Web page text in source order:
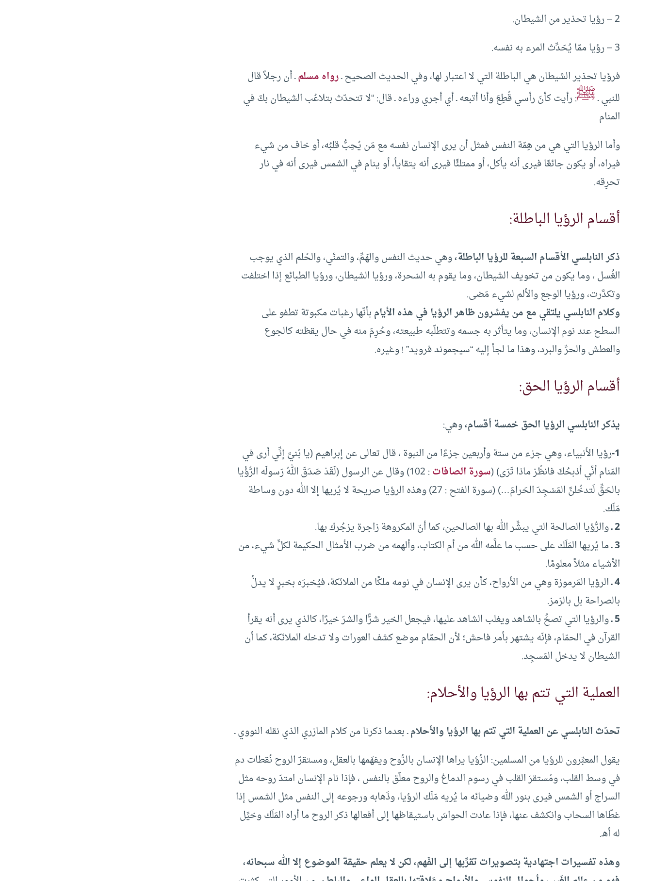
2 – رؤيا تحذير من الشيطان.
3 – رؤيا ممّا يُحَدِّث المرء به نفسه.
فرؤيا تحذير الشيطان هي الباطلة التي لا اعتبار لها، وفي الحديث الصحيح ـرواه مسلمـ أن رجلاً قال
للنبي ـﷺ: رأيت كأنّ رأسي قُطِعَ وأنا أتبعه ـ أي أجري وراءه ـ قال: “لا تتحدّث بتلاعُب الشيطان بكَ في
المنام
وأما الرؤيا التي هي من هِمّة النفس فمثل أن يرى الإنسان نفسه مع مَن يُحِبُّ قلبُه، أو خاف من شيء
فيراه، أو يكون جائعًا فيرى أنه يأكل، أو ممتلئًا فيرى أنه يتقايأ، أو ينام في الشمس فيرى أنه في نار
تحرِقه.
أقسام الرؤيا الباطلة:
ذكر النابلسي الأقسام السبعة للرؤيا الباطلة،وهي حديث النفس والهَمِّ، والتمنِّي، والحُلم الذي يوجب
الغُسل ، وما يكون من تخويف الشيطان، وما يقوم به السّحرة، ورؤيا الشيطان، ورؤيا الطبائع إذا اختلفت
وتكدَّرت، ورؤيا الوجع والألم لشيء مَضى.
وكلام النابلسي يلتقي مع من يفسِّرون ظاهر الرؤيا في هذه الأيامبأنّها رغبات مكبوتة تطفو على
السطح عند نوم الإنسان، وما يتأثر به جسمه وتتطلّبه طبيعته، وحُرِمَ منه في حال يقظته كالجوع
والعطش والحرِّ والبرد، وهذا ما لجأ إليه “سيجموند فرويد” ! وغيره.
أقسام الرؤيا الحق:
يذكر النابلسي الرؤيا الحق خمسة أقسام،وهي:
1-رؤيا الأنبياء، وهي جزء من ستة وأربعين جزءًا من النبوة ، قال تعالى عن إبراهيم (يا بُنيَّ إنِّي أرى في
المَنام أنِّي أذبحُكَ فانظُرْ ماذا تَرَى) (سورة الصافات
: 102) وقال عن الرسول (لَقَدْ صَدَقَ اللهُ رَسولَه الرُّؤْيا
بالحَقِّ لَتدخُلنَّ المَسْجِدَ الحَرامَ…) (سورة الفتح : 27) وهذه الرؤيا صريحة لا يُريها إلا الله دون وساطة
مَلَك.
2 ـوالرُّؤيا الصالحة التي يبشِّر الله بها الصالحين، كما أنّ المكروهة زاجرة يزجُرك بها.
3 ـما يُريها المَلَك على حسب ما علَّمه الله من أم الكتاب، وألهمه من ضرب الأمثال الحكيمة لكلِّ شيء، من
الأشياء مثلاً معلومًا.
4 ـالرؤيا المَرموزة وهي من الأرواح، كأن يرى الإنسان في نومه ملكًا من الملائكة، فيُخبرَه بخبرٍ لا يدلُّ
بالصراحة بل بالرّمز.
5 ـ والرؤيا التي تصحُّ بالشاهد ويغلب الشاهد عليها، فيجعل الخير شرًّا والشرّ خيرًا، كالذي يرى أنه يقرأ
القرآن في الحمّام، فإنّه يشتهر بأمر فاحش؛ لأن الحمّام موضع كشف العورات ولا تدخله الملائكة، كما أن
الشيطان لا يدخل المَسجِد.
العملية التي تتم بها الرؤيا والأحلام:
تحدّث النابلسي عن العملية التي تتم بها الرؤيا والأحلامـ بعدما ذكرنا من كلام المازري الذي نقله النووي ـ
يقول المعبِّرون للرؤيا من المسلمين: الرُّؤيا يراها الإنسان بالرُّوح ويفهَمها بالعقل، ومستقرّ الروح نُقطات دم
في وسط القلب، ومُستقرّ القلب في رسوم الدماغ والروح معلّق بالنفس ، فإذا نام الإنسان امتدّ روحه مثل
السراج أو الشمس فيرى بنور الله وضيائه ما يُريه مَلَك الرؤيا، وذَهابه ورجوعه إلى النفس مثل الشمس إذا
غطّاها السحاب وانكشف عنها، فإذا عادت الحواسّ باستيقاظها إلى أفعالها ذكر الروح ما أراه المَلَك وخيَّل
له أهـ.
وهذه تفسيرات اجتهادية بتصويرات تقرِّبها إلى الفَهم، لكن لا يعلم حقيقة الموضوع إلا الله سبحانه،